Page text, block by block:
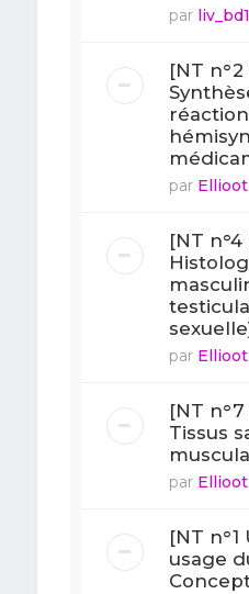
par
[NT n°2
par Ellioot
[NT n°4
par Ellioot
[NT
Tissus
par Ellioot
[NT n°1
usage